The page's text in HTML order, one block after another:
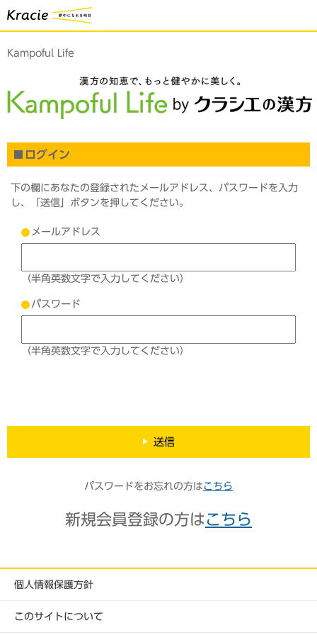
Kampoful Life
ログイン
下の欄にあなたの登録されたメールアドレス、パスワードを入力
し、「送信」ボタンを押してください。
メールアドレス
（半角英数文字で入力してください）
パスワード
（半角英数文字で入力してください）
送信
パスワードをお忘れの方は こちら
新規会員登録の方は こちら
個人情報保護方針
このサイトについて